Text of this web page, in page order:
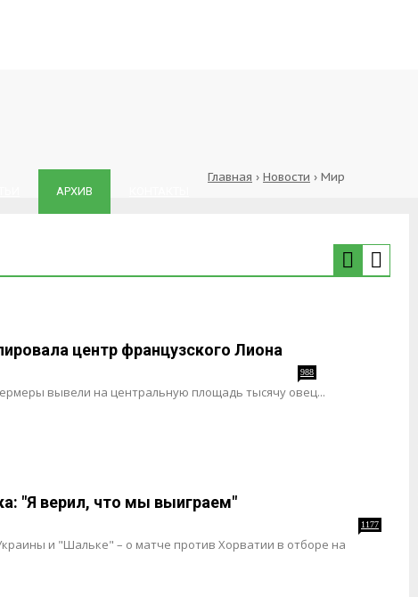
АРХИВ
Главная › Новости › Мир
центр французского Лиона
988
вывели на центральную площадь тысячу овец...
"Я верил, что мы выиграем"
1177
и "Шальке" – о матче против Хорватии в отборе на